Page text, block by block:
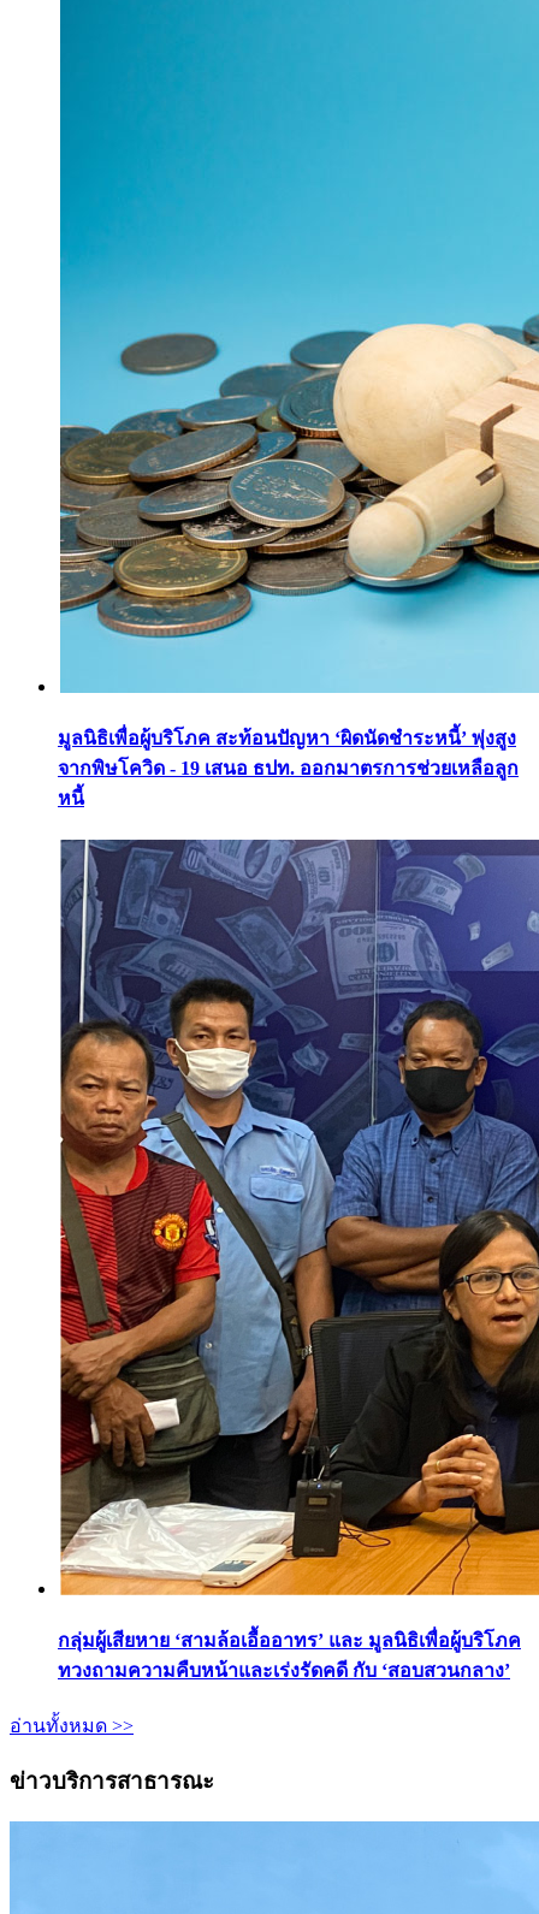
มูลนิธิเพื่อผู้บริโภค สะท้อนปัญหา ‘ผิดนัดชำระหนี้’ พุ่งสูง
จากพิษโควิด - 19 เสนอ ธปท. ออกมาตรการช่วยเหลือลูก
หนี้
กลุ่มผู้เสียหาย ‘สามล้อเอื้ออาทร’ และ มูลนิธิเพื่อผู้บริโภค
ทวงถามความคืบหน้าและเร่งรัดคดี กับ ‘สอบสวนกลาง’
อ่านทั้งหมด >>
ข่าวบริการสาธารณะ